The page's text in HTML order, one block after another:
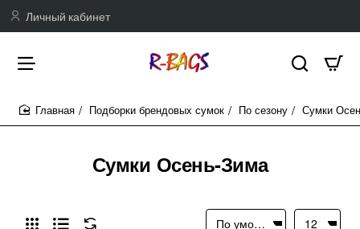
Личный кабинет
Сумки Осень-Зима
Подборки брендовых сумок По сезону Сумки